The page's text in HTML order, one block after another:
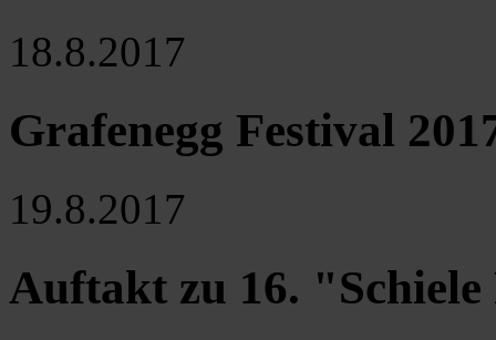
18.8.2017
Grafenegg Festival
19.8.2017
Auftakt zu 16.